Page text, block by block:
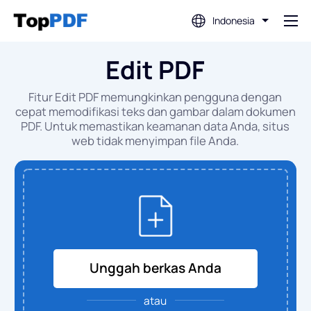
Indonesia
Terjemahkan PDF
Bagi PDF
Kompres PDF
Konversi Dari PDF
Edit PDF
Fitur Edit PDF memungkinkan pengguna dengan
cepat memodifikasi teks dan gambar dalam dokumen
PDF. Untuk memastikan keamanan data Anda, situs
web tidak menyimpan file Anda.
Unggah berkas Anda
atau